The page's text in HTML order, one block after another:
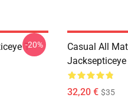
T-
-20%
Casual All
Jacksepticeye
32,20 € $35